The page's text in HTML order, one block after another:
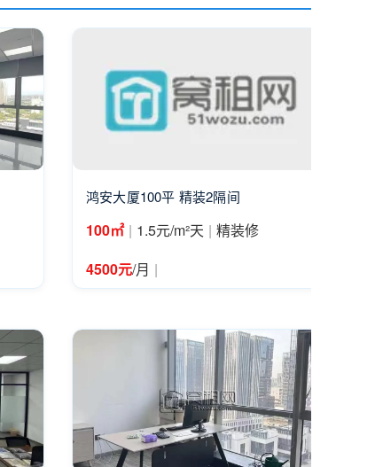
鸿安大厦100平 精装2隔间
100㎡ | 1.5元/m²天 | 精装修
4500元/月 |